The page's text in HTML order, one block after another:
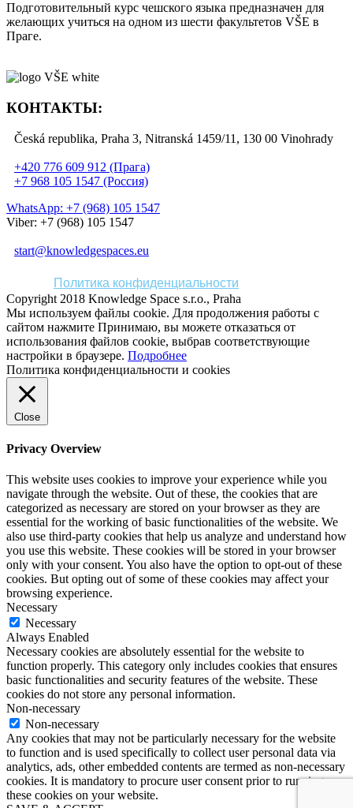
Подготовительный курс чешского языка предназначен для
желающих учиться на одном из шести факультетов VŠE в
Праге.
КОНТАКТЫ:
Česká republika, Praha 3, Nitranská 1459/11, 130 00 Vinohrady
+420 776 609 912 (Прага)
+7 968 105 1547 (Россия)
WhatsApp: +7 (968) 105 1547
Viber: +7 (968) 105 1547
start@knowledgespaces.eu
Политика конфиденциальности
Copyright 2018 Knowledge Space s.r.o., Praha
Мы используем файлы cookie. Для продолжения работы с
сайтом нажмите Принимаю, вы можете отказаться от
использования файлов cookie, выбрав соответствующие
настройки в браузере. Подробнее
Политика конфиденциальности и cookies
Close
Privacy Overview
This website uses cookies to improve your experience while you
navigate through the website. Out of these, the cookies that are
categorized as necessary are stored on your browser as they are
essential for the working of basic functionalities of the website. We
also use third-party cookies that help us analyze and understand how
you use this website. These cookies will be stored in your browser
only with your consent. You also have the option to opt-out of these
cookies. But opting out of some of these cookies may affect your
browsing experience.
Necessary
Necessary
Always Enabled
Necessary cookies are absolutely essential for the website to
function properly. This category only includes cookies that ensures
basic functionalities and security features of the website. These
cookies do not store any personal information.
Non-necessary
Non-necessary
Any cookies that may not be particularly necessary for the website
to function and is used specifically to collect user personal data via
analytics, ads, other embedded contents are termed as non-necessary
cookies. It is mandatory to procure user consent prior to running
these cookies on your website.